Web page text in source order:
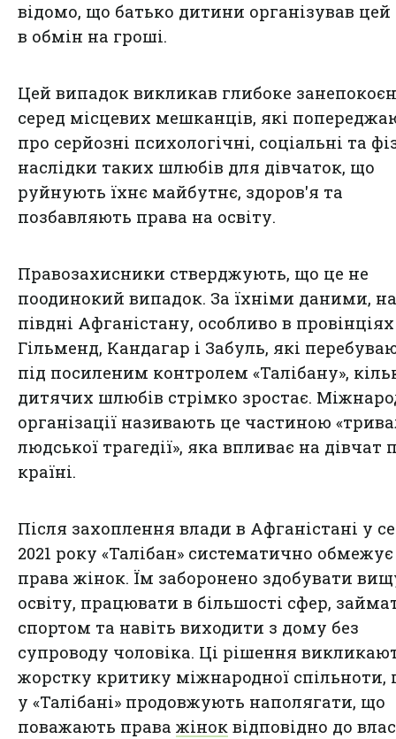
відомо, що батько дитини організував
в обмін на гроші.
Цей випадок викликав глибоке
серед місцевих мешканців, які
про серйозні психологічні, соціальні та
наслідки таких шлюбів для дівчаток, що
руйнують їхнє майбутнє, здоров'я та
позбавляють права на освіту.
Правозахисники стверджують, що це не
поодинокий випадок. За їхніми даними, на
півдні Афганістану, особливо в провінціях
Гільменд, Кандагар і Забуль, які
під посиленим контролем «Талібану»,
дитячих шлюбів стрімко зростає.
організації називають це частиною
людської трагедії», яка впливає на дівчат
країні.
Після захоплення влади в Афганістані у
2021 року «Талібан» систематично обмежує
права жінок. Їм заборонено здобувати
освіту, працювати в більшості сфер,
спортом та навіть виходити з дому без
супроводу чоловіка. Ці рішення
жорстку критику міжнародної спільноти,
у «Талібані» продовжують наполягати, що
поважають права жінок відповідно до